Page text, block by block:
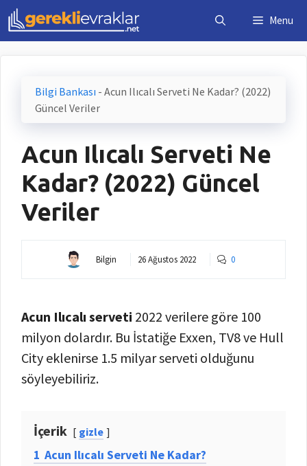
İçeriğe
atla
Menu
Bilgi Bankası - Acun Ilıcalı Serveti Ne Kadar? (2022)
Güncel Veriler
Acun Ilıcalı Serveti Ne
Kadar? (2022) Güncel
Veriler
Bilgin 26 Ağustos 2022 0
Acun Ilıcalı serveti 2022 verilere göre 100
milyon dolardır. Bu İstatiğe Exxen, TV8 ve Hull
City eklenirse 1.5 milyar serveti olduğunu
söyleyebiliriz.
İçerik gizle
1 Acun Ilıcalı Serveti Ne Kadar?